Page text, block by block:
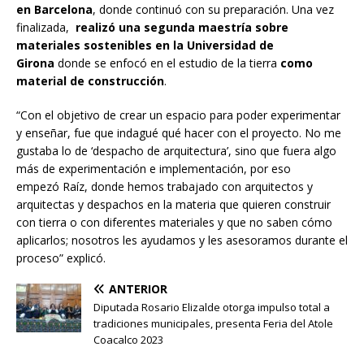
en Barcelona, donde continuó con su preparación. Una vez
finalizada, realizó una segunda maestría sobre
materiales sostenibles en la Universidad de
Girona donde se enfocó en el estudio de la tierra como
material de construcción.
“Con el objetivo de crear un espacio para poder experimentar
y enseñar, fue que indagué qué hacer con el proyecto. No me
gustaba lo de ‘despacho de arquitectura’, sino que fuera algo
más de experimentación e implementación, por eso
empezó Raíz, donde hemos trabajado con arquitectos y
arquitectas y despachos en la materia que quieren construir
con tierra o con diferentes materiales y que no saben cómo
aplicarlos; nosotros les ayudamos y les asesoramos durante el
proceso” explicó.
ANTERIOR
Diputada Rosario Elizalde otorga impulso total a
tradiciones municipales, presenta Feria del Atole
Coacalco 2023